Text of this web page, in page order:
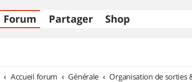
Forum Partager Shop
Accueil forum Générale Organisation de sorties